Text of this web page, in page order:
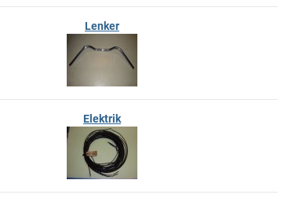
Lenker
Elektrik